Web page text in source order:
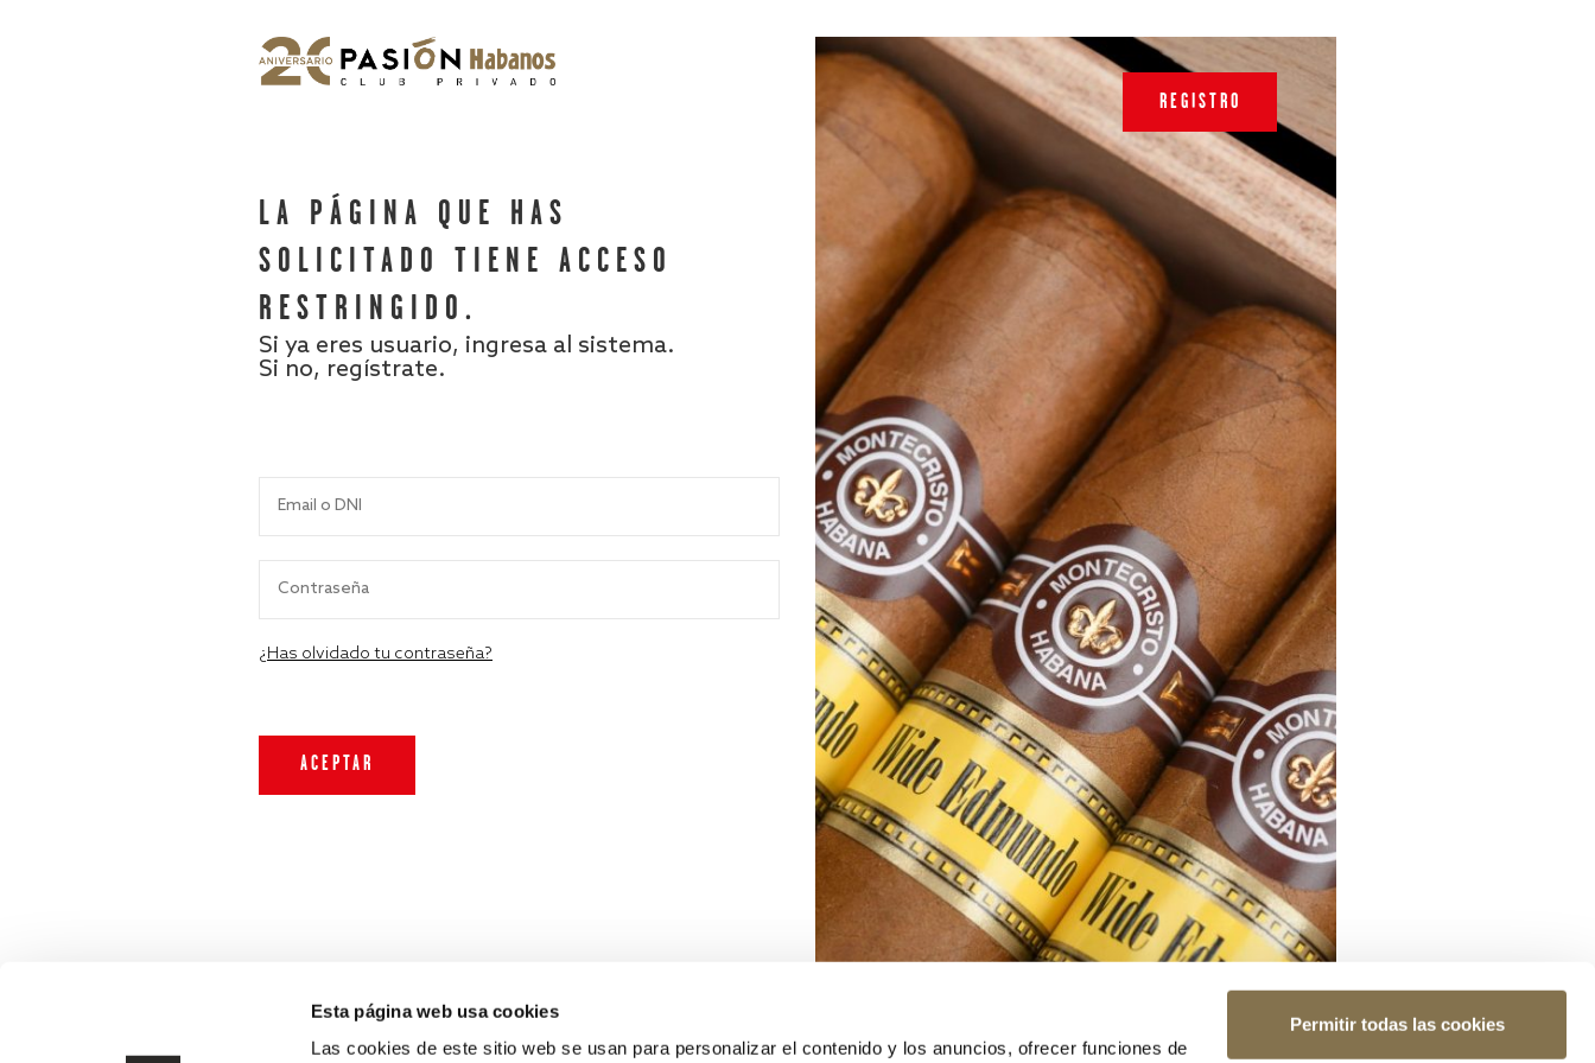
Esta página web usa cookies
Las cookies de este sitio web se usan para personalizar el contenido y los anuncios, ofrecer funciones de
Permitir todas las cookies
LA PÁGINA QUE HAS
SOLICITADO TIENE ACCESO
RESTRINGIDO.
Si ya eres usuario, ingresa al sistema.
Si no, regístrate.
¿Has olvidado tu contraseña?
REGISTRO